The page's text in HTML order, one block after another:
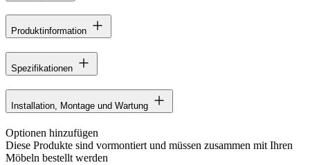
Produktinformation
Spezifikationen
Installation, Montage und Wartung
Optionen hinzufügen
Diese Produkte sind vormontiert und müssen zusammen mit Ihren
Möbeln bestellt werden